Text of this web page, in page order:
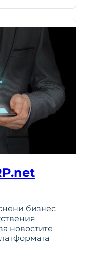
бизнес
новостите